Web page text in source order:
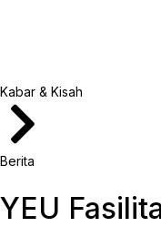
Kabar & Kisah
Berita
YEU